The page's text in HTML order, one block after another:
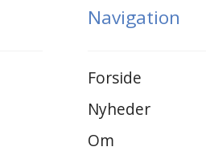
Navigation
Forside
Nyheder
Om